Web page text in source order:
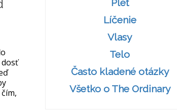
Pleť
Líčenie
Vlasy
Telo
Často kladené otázky
Všetko o The Ordinary